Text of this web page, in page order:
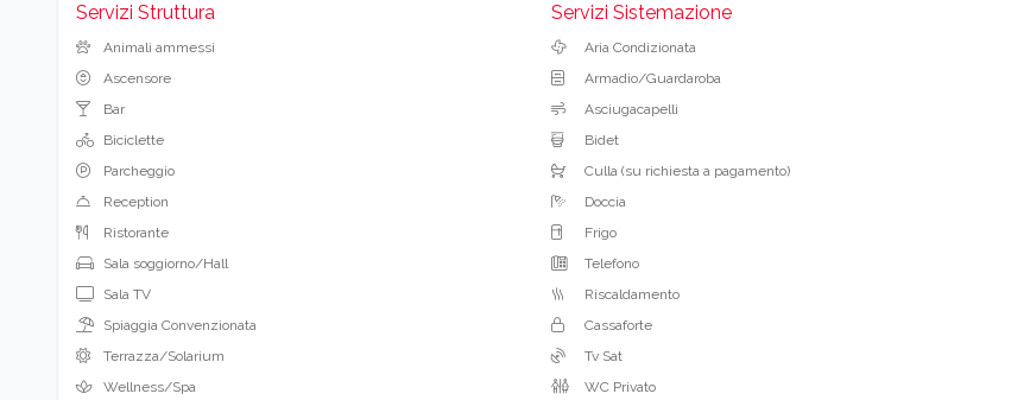
Servizi Struttura
Animali ammessi
Ascensore
Bar
Biciclette
Parcheggio
Reception
Ristorante
Sala soggiorno/Hall
Sala TV
Spiaggia Convenzionata
Terrazza/Solarium
Wellness/Spa
Servizi Sistemazione
Aria Condizionata
Armadio/Guardaroba
Asciugacapelli
Bidet
Culla (su richiesta a pagamento)
Doccia
Frigo
Telefono
Riscaldamento
Cassaforte
Tv Sat
WC Privato